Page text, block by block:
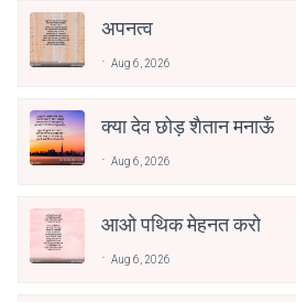
अपनत्व
Aug 6, 2026
क्या देव छोड़ शैतान मनाऊँ
Aug 6, 2026
आओ पथिक मेहनत करो
Aug 6, 2026